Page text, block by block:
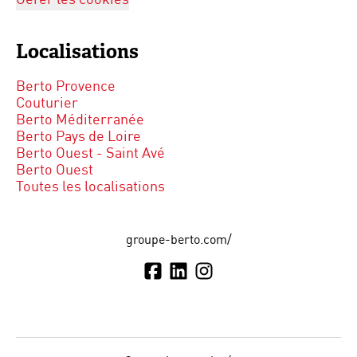
Localisations
Berto Provence
Couturier
Berto Méditerranée
Berto Pays de Loire
Berto Ouest - Saint Avé
Berto Ouest
Toutes les localisations
groupe-berto.com/